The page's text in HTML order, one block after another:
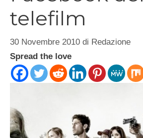
telefilm
30 Novembre 2010 di Redazione
Spread the love